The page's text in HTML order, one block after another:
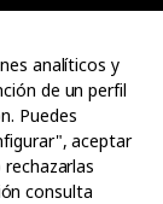
analíticos y
de un perfil
Puedes
aceptar
consulta